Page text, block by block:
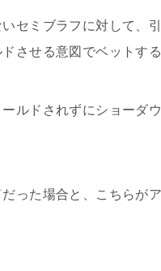
セミブラフに対して、
させる意図でベットす
ルドされずにショーダ
った場合と、こちらが